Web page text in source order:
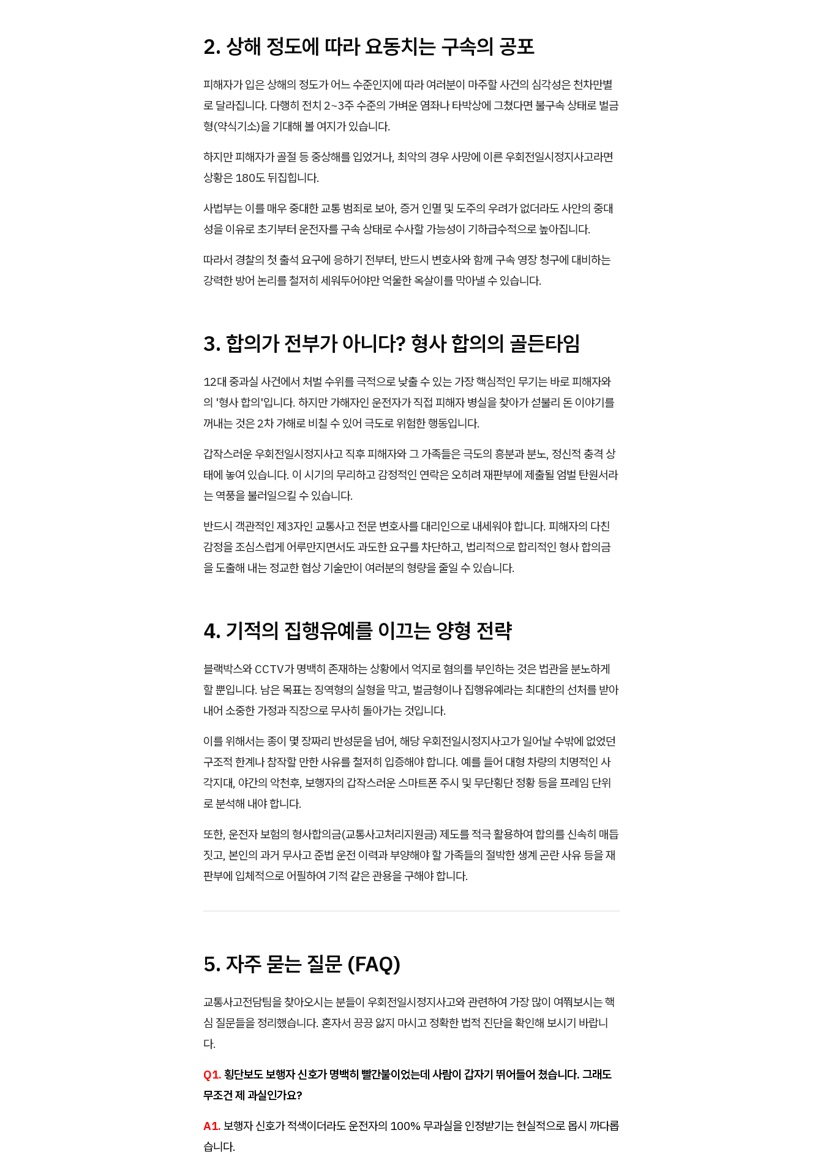
2. 상해 정도에 따라 요동치는 구속의 공포
피해자가 입은 상해의 정도가 어느 수준인지에 따라 여러분이 마주할 사건의 심각성은 천차만별
로 달라집니다. 다행히 전치 2~3주 수준의 가벼운 염좌나 타박상에 그쳤다면 불구속 상태로 벌금
형(약식기소)을 기대해 볼 여지가 있습니다.
하지만 피해자가 골절 등 중상해를 입었거나, 최악의 경우 사망에 이른 우회전일시정지사고라면
상황은 180도 뒤집힙니다.
사법부는 이를 매우 중대한 교통 범죄로 보아, 증거 인멸 및 도주의 우려가 없더라도 사안의 중대
성을 이유로 초기부터 운전자를 구속 상태로 수사할 가능성이 기하급수적으로 높아집니다.
따라서 경찰의 첫 출석 요구에 응하기 전부터, 반드시 변호사와 함께 구속 영장 청구에 대비하는
강력한 방어 논리를 철저히 세워두어야만 억울한 옥살이를 막아낼 수 있습니다.
3. 합의가 전부가 아니다? 형사 합의의 골든타임
12대 중과실 사건에서 처벌 수위를 극적으로 낮출 수 있는 가장 핵심적인 무기는 바로 피해자와
의 '형사 합의'입니다. 하지만 가해자인 운전자가 직접 피해자 병실을 찾아가 섣불리 돈 이야기를
꺼내는 것은 2차 가해로 비칠 수 있어 극도로 위험한 행동입니다.
갑작스러운 우회전일시정지사고 직후 피해자와 그 가족들은 극도의 흥분과 분노, 정신적 충격 상
태에 놓여 있습니다. 이 시기의 무리하고 감정적인 연락은 오히려 재판부에 제출될 엄벌 탄원서라
는 역풍을 불러일으킬 수 있습니다.
반드시 객관적인 제3자인 교통사고 전문 변호사를 대리인으로 내세워야 합니다. 피해자의 다친
감정을 조심스럽게 어루만지면서도 과도한 요구를 차단하고, 법리적으로 합리적인 형사 합의금
을 도출해 내는 정교한 협상 기술만이 여러분의 형량을 줄일 수 있습니다.
4. 기적의 집행유예를 이끄는 양형 전략
블랙박스와 CCTV가 명백히 존재하는 상황에서 억지로 혐의를 부인하는 것은 법관을 분노하게
할 뿐입니다. 남은 목표는 징역형의 실형을 막고, 벌금형이나 집행유예라는 최대한의 선처를 받아
내어 소중한 가정과 직장으로 무사히 돌아가는 것입니다.
이를 위해서는 종이 몇 장짜리 반성문을 넘어, 해당 우회전일시정지사고가 일어날 수밖에 없었던
구조적 한계나 참작할 만한 사유를 철저히 입증해야 합니다. 예를 들어 대형 차량의 치명적인 사
각지대, 야간의 악천후, 보행자의 갑작스러운 스마트폰 주시 및 무단횡단 정황 등을 프레임 단위
로 분석해 내야 합니다.
또한, 운전자 보험의 형사합의금(교통사고처리지원금) 제도를 적극 활용하여 합의를 신속히 매듭
짓고, 본인의 과거 무사고 준법 운전 이력과 부양해야 할 가족들의 절박한 생계 곤란 사유 등을 재
판부에 입체적으로 어필하여 기적 같은 관용을 구해야 합니다.
5. 자주 묻는 질문 (FAQ)
교통사고전담팀을 찾아오시는 분들이 우회전일시정지사고와 관련하여 가장 많이 여쭤보시는 핵
심 질문들을 정리했습니다. 혼자서 끙끙 앓지 마시고 정확한 법적 진단을 확인해 보시기 바랍니
다.
Q1. 횡단보도 보행자 신호가 명백히 빨간불이었는데 사람이 갑자기 뛰어들어 쳤습니다. 그래도
무조건 제 과실인가요?
A1. 보행자 신호가 적색이더라도 운전자의 100% 무과실을 인정받기는 현실적으로 몹시 까다롭
습니다.